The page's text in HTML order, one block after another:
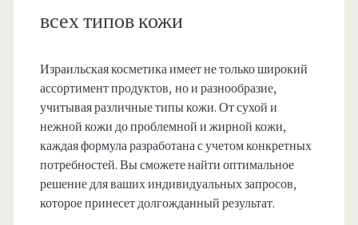
всех типов кожи
Израильская косметика имеет не только широкий
ассортимент продуктов, но и разнообразие,
учитывая различные типы кожи. От сухой и
нежной кожи до проблемной и жирной кожи,
каждая формула разработана с учетом конкретных
потребностей. Вы сможете найти оптимальное
решение для ваших индивидуальных запросов,
которое принесет долгожданный результат.